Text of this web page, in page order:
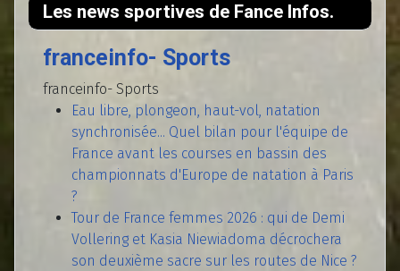
Les news sportives de Fance Infos.
franceinfo- Sports
franceinfo- Sports
Eau libre, plongeon, haut-vol, natation
synchronisée... Quel bilan pour l'équipe de
France avant les courses en bassin des
championnats d'Europe de natation à Paris
?
Tour de France femmes 2026 : qui de Demi
Vollering et Kasia Niewiadoma décrochera
son deuxième sacre sur les routes de Nice ?